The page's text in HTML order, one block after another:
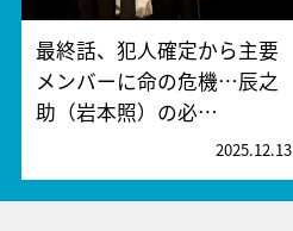
最終話、犯人確定から主要
メンバーに命の危機…辰之
助（岩本照）の必…
2025.12.13